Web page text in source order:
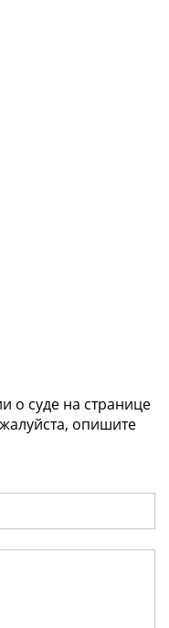
суде на странице
опишите